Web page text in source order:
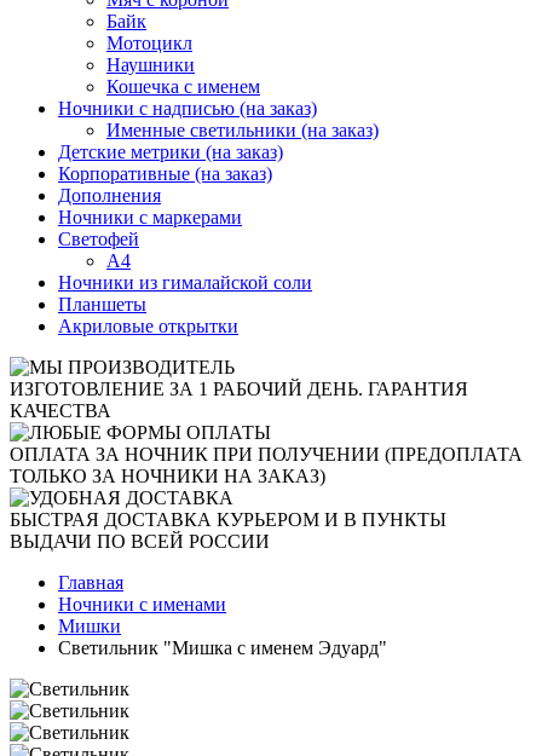
Байк
Мотоцикл
Наушники
Кошечка с именем
Ночники с надписью (на заказ)
Именные светильники (на заказ)
Детские метрики (на заказ)
Корпоративные (на заказ)
Дополнения
Ночники с маркерами
Светофей
А4
Ночники из гималайской соли
Планшеты
Акриловые открытки
ИЗГОТОВЛЕНИЕ ЗА 1 РАБОЧИЙ ДЕНЬ. ГАРАНТИЯ
КАЧЕСТВА
ОПЛАТА ЗА НОЧНИК ПРИ ПОЛУЧЕНИИ (ПРЕДОПЛАТА
ТОЛЬКО ЗА НОЧНИКИ НА ЗАКАЗ)
БЫСТРАЯ ДОСТАВКА КУРЬЕРОМ И В ПУНКТЫ
ВЫДАЧИ ПО ВСЕЙ РОССИИ
Главная
Ночники с именами
Мишки
Светильник "Мишка с именем Эдуард"